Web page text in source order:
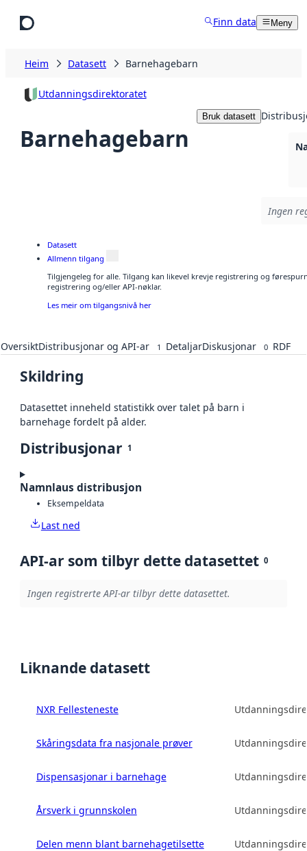
Finn data Meny
Heim Datasett Barnehagebarn
Utdanningsdirektoratet
Barnehagebarn
Bruk datasett
Ingen
Datasett
Allmenn tilgang
Tilgjengeleg for alle. Tilgang kan likevel krevje registrering og
registrering og/eller API-nøklar.
Les meir om tilgangsnivå her
OversiktDistribusjonar og API-ar 1 DetaljarDiskusjonar 0 RDF
Skildring
Datasettet inneheld statistikk over talet på barn i
barnehage fordelt på alder.
Distribusjonar 1
Namnlaus distribusjon
Eksempeldata
Last ned
API-ar som tilbyr dette datasettet 0
Ingen registrerte API-ar tilbyr dette datasettet.
Liknande datasett
NXR Fellesteneste
Skåringsdata fra nasjonale prøver
Dispensasjonar i barnehage
Årsverk i grunnskolen
Delen menn blant barnehagetilsette